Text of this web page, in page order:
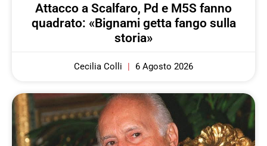
Attacco a Scalfaro, Pd e M5S fanno
quadrato: «Bignami getta fango sulla
storia»
Cecilia Colli 6 Agosto 2026